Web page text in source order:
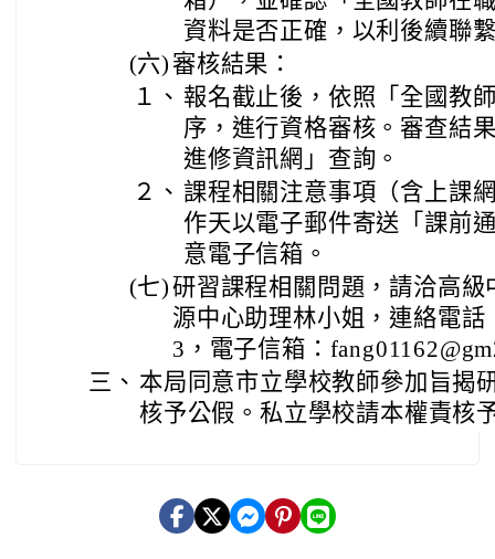
資料是否正確，以利後續聯
(六) 審核結果：
１、 報名截止後，依照「全國教
序，進行資格審核。審查結
進修資訊網」查詢。
２、 課程相關注意事項（含上課
作天以電子郵件寄送「課前
意電子信箱。
(七)研習課程相關問題，請洽高
源中心助理林小姐，連絡電話
3，電子信箱：
三、 本局同意市立學校教師參加旨揭
核予公假。私立學校請本權責核